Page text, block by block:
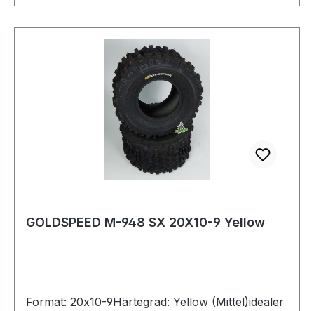
GOLDSPEED M-948 SX 20X10-9 Yellow
Format: 20x10-9Härtegrad: Yellow (Mittel)idealer